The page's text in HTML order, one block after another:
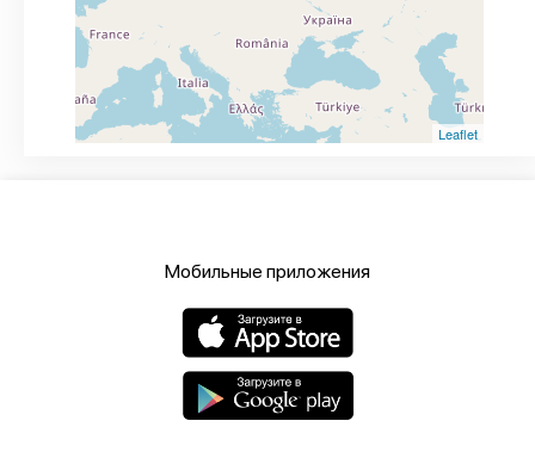
Leaflet
Мобильные приложения